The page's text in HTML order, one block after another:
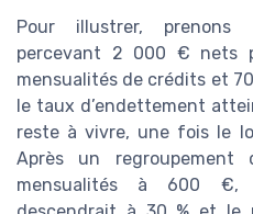
Pour illustrer, prenons
percevant 2 000 € nets
mensualités de crédits et
le taux d’endettement
reste à vivre, une fois le
Après un
mensualités à 600 €,